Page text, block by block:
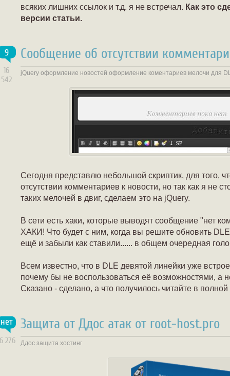
всяких лишних ссылок и т.д. я не встречал. Как это
версии статьи.
Сообщение об отсутствии
9
16
542
jQuery оформление новостей оформление коментариев мелочи для
Сегодня представлю небольшой скриптик, для того,
отсутствии комментариев к новости, но так как я не
таких мелочей в двиг, сделаем это на jQuery.
В сети есть хаки, которые выводят сообщение "нет
ХАКИ! Что будет с ним, когда вы решите обновить
ещё и забыли как ставили...... в общем очередная
Всем известно, что в DLE девятой линейки уже
почему бы не воспользоваться её возможностями, а
Сказано - сделано, а что получилось читайте в
Защита от Ддос атак от root-host.pro
нет
276 Ддос защита хостинг